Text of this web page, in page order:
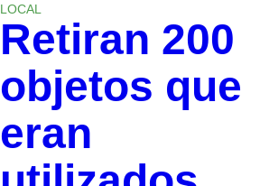
LOCAL
Retiran 200
objetos que
eran